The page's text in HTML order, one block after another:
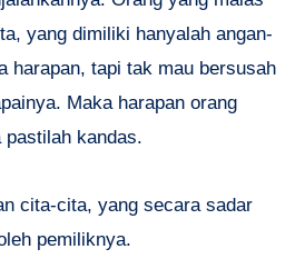
yang dimiliki hanyalah angan-
harapan, tapi tak mau bersusah
Maka harapan orang
pastilah kandas.
cita-cita, yang secara sadar
pemiliknya.